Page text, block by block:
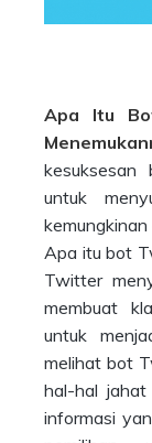
Apa Itu
untuk
Apa itu bot
Twitter
membuat
untuk
melihat bot
hal-hal jahat
informasi